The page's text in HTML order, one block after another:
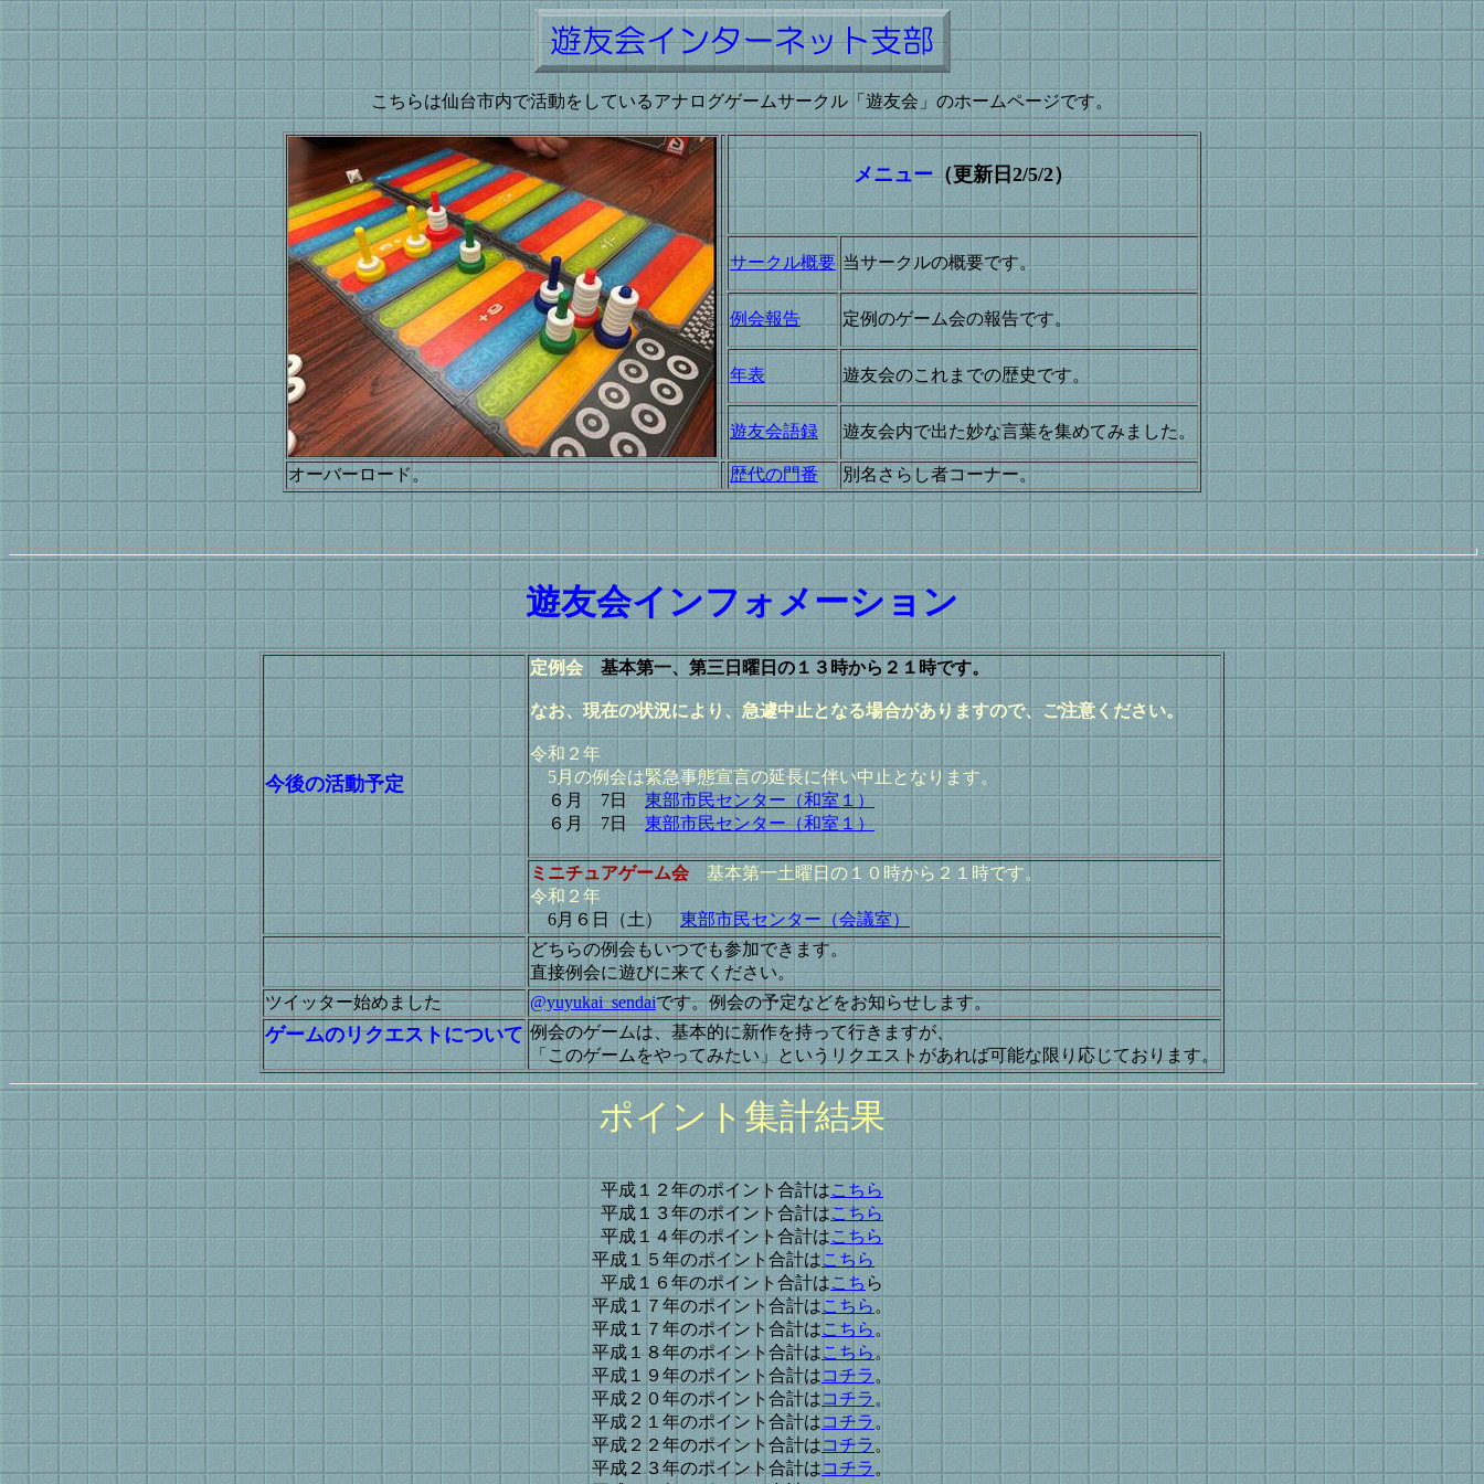
こちらは仙台市内で活動をしているアナログゲームサークル「遊友会」のホームページです。
メニュー（更新日2/5/2）
サークル概要 当サークルの概要です。
例会報告 定例のゲーム会の報告です。
年表 遊友会のこれまでの歴史です。
遊友会語録 遊友会内で出た妙な言葉を集めてみました。
オーバーロード。 歴代の門番 別名さらし者コーナー。
遊友会インフォメーション
今後の活動予定
定例会 基本第一、第三日曜日の１３時から２１時です。
なお、現在の状況により、急遽中止となる場合がありますので、ご注意ください。
令和２年
5月の例会は緊急事態宣言の延長に伴い中止となります。
６月7日東部市民センター（和室１）
６月7日東部市民センター（和室１）
ミニチュアゲーム会基本第一土曜日の１０時から２１時です。
令和２年
6月６日（土）東部市民センター（会議室）
どちらの例会もいつでも参加できます。
直接例会に遊びに来てください。
ツイッター始めました
@yuyukai_sendaiです。例会の予定などをお知らせします。
ゲームのリクエストについて 例会のゲームは、基本的に新作を持って行きますが、
「このゲームをやってみたい」というリクエストがあれば可能な限り応じております。
ポイント集計結果
平成１２年のポイント合計はこちら
平成１３年のポイント合計はこちら
平成１４年のポイント合計はこちら
平成１５年のポイント合計はこちら
平成１６年のポイント合計はこち ら
平成１７年のポイント合計はこちら 。
平成１７年のポイント合計はこちら。
平成１８年のポイント合計はこちら。
平成１９年のポイント合計はコチラ 。
平成２０年のポイント合計はコチラ 。
平成２１年のポイント合計はコチラ 。
平成２２年のポイント合計はコチラ。
平成２３年のポイント合計はコチラ。